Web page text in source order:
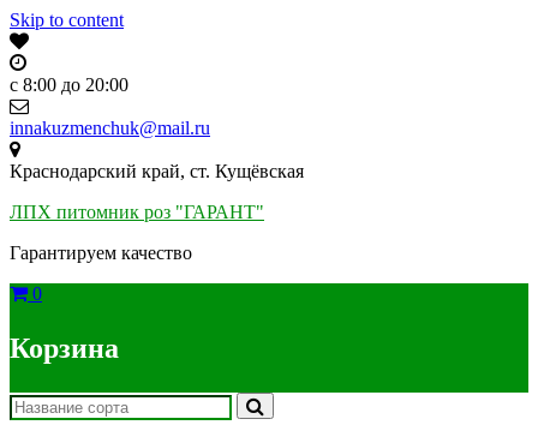
Skip to content
c 8:00 до 20:00
innakuzmenchuk@mail.ru
Краснодарский край, ст. Кущёвская
ЛПХ питомник роз "ГАРАНТ"
Гарантируем качество
0
Корзина